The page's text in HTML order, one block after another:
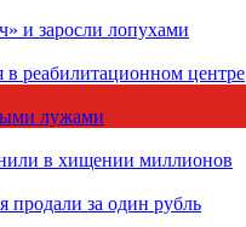
и заросли лопухами
реабилитационном центре
лужами
в хищении миллионов
продали за один рубль